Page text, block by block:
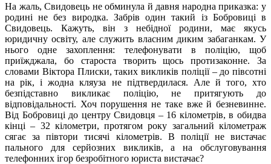
На жаль, Свидовець не обминула й давня народна приказка: у
родині не без виродка. Забрів один такий із Бобровиці в
Свидовець. Кажуть, він з небідної родини, має якусь
юридичну освіту, але служить власним диким забаганкам. У
нього одне захоплення: телефонувати в поліцію, щоб
приїжджала, бо староста творить щось протизаконне. За
словами Віктора Плиски, таких викликів поліції – до півсотні
на рік, і жодна кляуза не підтвердилася. Але й того, хто
безпідставно викликає поліцію, не притягують до
відповідальності. Хоч порушення не таке вже й безневинне.
Від Бобровиці до центру Свидовця – 16 кілометрів, в обидва
кінці – 32 кілометри, протягом року загальний кілометраж
сягає за півтори тисячі кілометрів. В поліції не вистачає
пального для серйозних викликів, а на обслуговування
телефонних ігор безробітного юриста вистачає?